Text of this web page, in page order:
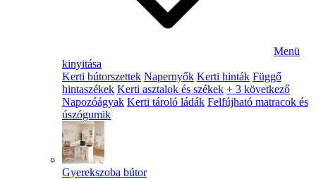
Menü
kinyitása
Kerti bútorszettek Napernyők Kerti hinták Függő
hintaszékek Kerti asztalok és székek + 3 következő
Napozóágyak Kerti tároló ládák Felfújható matracok és
úszógumik
Gyerekszoba bútor